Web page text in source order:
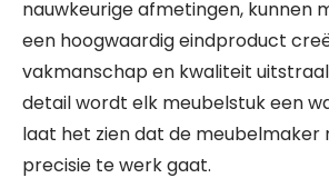
nauwkeurige afmetingen, kunnen
een hoogwaardig eindproduct
vakmanschap en kwaliteit
detail wordt elk meubelstuk een
laat het zien dat de meubelmaker
precisie te werk gaat.